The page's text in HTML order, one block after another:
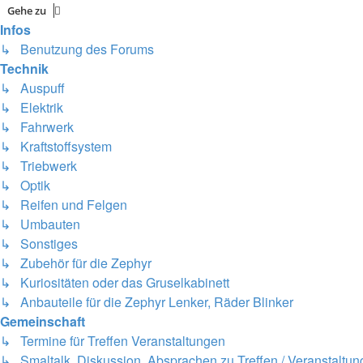
Gehe zu
Infos
↳ Benutzung des Forums
Technik
↳ Auspuff
↳ Elektrik
↳ Fahrwerk
↳ Kraftstoffsystem
↳ Triebwerk
↳ Optik
↳ Reifen und Felgen
↳ Umbauten
↳ Sonstiges
↳ Zubehör für die Zephyr
↳ Kuriositäten oder das Gruselkabinett
↳ Anbauteile für die Zephyr Lenker, Räder Blinker
Gemeinschaft
↳ Termine für Treffen Veranstaltungen